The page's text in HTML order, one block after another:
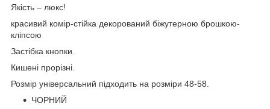
Якість – люкс!
красивий комір-стійка декорований біжутерною брошкою-
кліпсою
Застібка кнопки.
Кишені прорізні.
Розмір універсальний підходить на розміри 48-58.
ЧОРНИЙ